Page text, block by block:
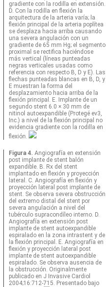
gradiente con la rodilla en extensión.
D. Con la rodilla en flexión la
arquitectura de la arteria varía; la
flexión principal de la arteria poplítea
se desplaza hacia arriba causando
una severa angulación con un
gradiente de 65 mm Hg; el segmento
proximal se rectifica haciéndose
más vertical (líneas punteadas
negras verticales usadas como
referencia con respecto B, D y E). Las
flechas punteadas blancas en B, D, y
E muestran la forma del
desplazamiento hacia arriba de la
flexión principal. E. Implante de un
segundo stent 6.0 × 30 mm de
nitinol autoexpandible (Protegé ev3,
Inc.) a nivel de la flexión principal no
evidencia gradiente con la rodilla en
flexión.
Figura 4. Angiografía en extensión
post implante de stent balón
expandible. B. Rx del stent
implantado en flexión y proyección
lateral. C. Angiografía en flexión y
proyección lateral post implante de
stent. Se observa severa obstrucción
del extremo distal del stent por
severa angulación a nivel del
tubérculo supracondíleo interno. D.
Angiografía en extensión post
implante de stent autoexpandible
espiralado en la zona intrastent y de
la flexión principal. E. Angiografía en
flexión y proyección lateral post
implante de stent autoexpandible
espiralado. Se observa ausencia de
la obstrucción. Originalmente
publicado en J Invasive Cardiol
2004;16:712-715. Presentado bajo